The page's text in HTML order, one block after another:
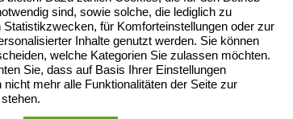
zum Seitenwechsel knapp mit 8:7 vorne.
die Kräfte nach diesem kampfbetonten Spiel
war schon ein geiles Spiel von euch und sehr
sind, sowie solche, die lediglich zu
Statistikzwecken, für Komforteinstellungen oder zur
Inhalte genutzt werden. Sie können
welche Kategorien Sie zulassen möchten.
Sie, dass auf Basis Ihrer Einstellungen
nicht mehr alle Funktionalitäten der Seite zur